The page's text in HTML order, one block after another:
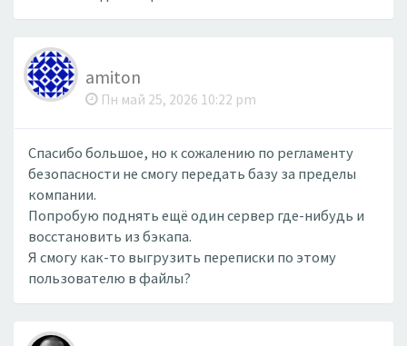
amiton
Пн май 25, 2026 10:22 pm
Спасибо большое, но к сожалению по регламенту
безопасности не смогу передать базу за пределы
компании.
Попробую поднять ещё один сервер где-нибудь и
восстановить из бэкапа.
Я смогу как-то выгрузить переписки по этому
пользователю в файлы?